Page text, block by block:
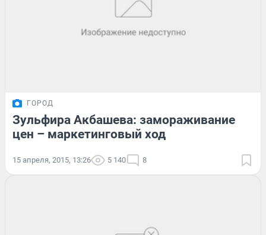
ГОРОД
Зульфира Акбашева: замораживание
цен – маркетинговый ход
15 апреля, 2015, 13:26 5 140 8